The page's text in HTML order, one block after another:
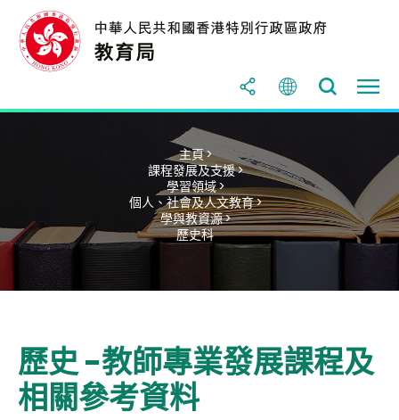
主頁 >
課程發展及支援 >
學習領域 >
個人、社會及人文教育 >
學與教資源 >
歷史科
歷史 -教師專業發展課程及
相關參考資料